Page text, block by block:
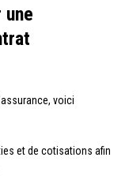
voici
et de cotisations afin